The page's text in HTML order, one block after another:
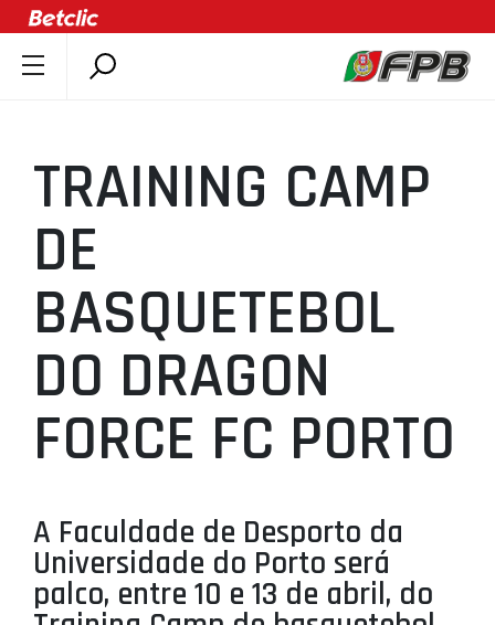
ÚLTIMAS
COMPETIÇÕES
ASSOCIAÇÕES
CLUBES
AGENTES
AGENDA
SELEÇÕES
MINIBASQUETE
PROJETOS
LIGA BETCLIC MASCULINA
LIGA BETCLIC FEMININA
TRAINING CAMP
DE
BASQUETEBOL
DO DRAGON
FORCE FC PORTO
A Faculdade de Desporto da
Universidade do Porto será
palco, entre 10 e 13 de abril, do